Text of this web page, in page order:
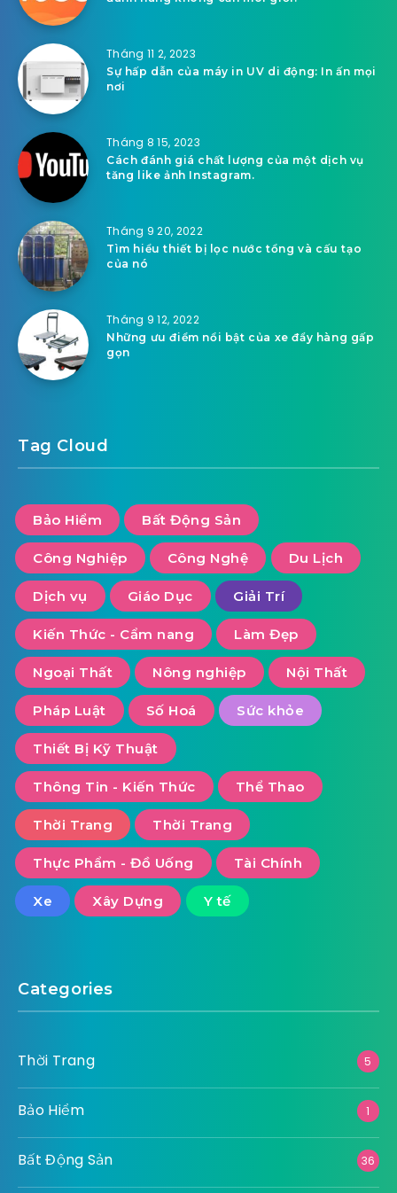
Tháng 11 2, 2023
Sự hấp dẫn của máy in UV di động: In ấn mọi
nơi
Tháng 8 15, 2023
Cách đánh giá chất lượng của một dịch vụ
tăng like ảnh Instagram.
Tháng 9 20, 2022
Tìm hiểu thiết bị lọc nước tổng và cấu tạo
của nó
Tháng 9 12, 2022
Những ưu điểm nổi bật của xe đẩy hàng gấp
gọn
Tag Cloud
Bảo Hiểm Bất Động Sản
Công Nghiệp Công Nghệ Du Lịch
Dịch vụ Giáo Dục Giải Trí
Kiến Thức - Cẩm nang Làm Đẹp
Ngoại Thất Nông nghiệp Nội Thất
Pháp Luật Số Hoá Sức khỏe
Thiết Bị Kỹ Thuật
Thông Tin - Kiến Thức Thể Thao
Thời Trang Thời Trang
Thực Phẩm - Đồ Uống Tài Chính
Xe Xây Dựng Y tế
Categories
Thời Trang 5
Bảo Hiểm 1
Bất Động Sản 36